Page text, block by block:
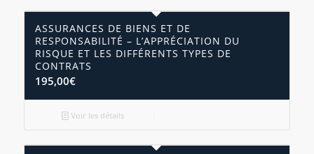
ASSURANCES DE BIENS ET DE
RESPONSABILITÉ – L’APPRÉCIATION DU
RISQUE ET LES DIFFÉRENTS TYPES DE
CONTRATS
195,00€
Voir les détails